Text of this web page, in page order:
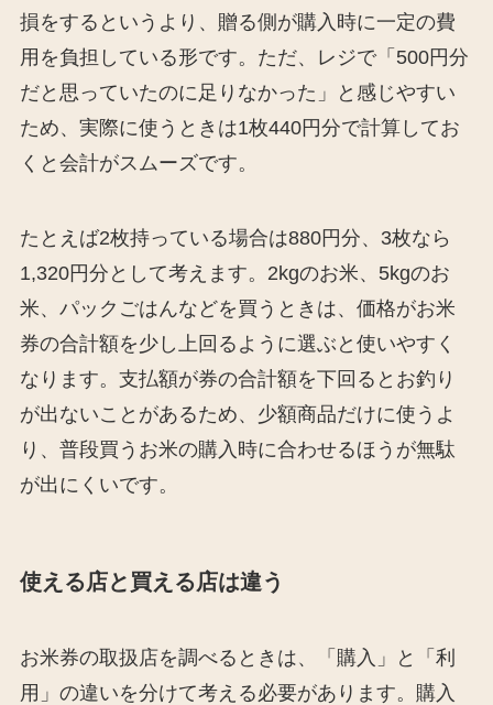
損をするというより、贈る側が購入時に一定の費
用を負担している形です。ただ、レジで「500円分
だと思っていたのに足りなかった」と感じやすい
ため、実際に使うときは1枚440円分で計算してお
くと会計がスムーズです。
たとえば2枚持っている場合は880円分、3枚なら
1,320円分として考えます。2kgのお米、5kgのお
米、パックごはんなどを買うときは、価格がお米
券の合計額を少し上回るように選ぶと使いやすく
なります。支払額が券の合計額を下回るとお釣り
が出ないことがあるため、少額商品だけに使うよ
り、普段買うお米の購入時に合わせるほうが無駄
が出にくいです。
使える店と買える店は違う
お米券の取扱店を調べるときは、「購入」と「利
用」の違いを分けて考える必要があります。購入